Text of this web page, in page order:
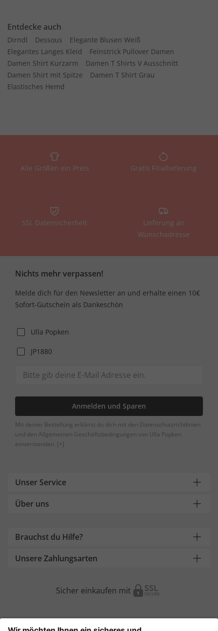
Entdecke auch
Dirndl Dessous
Elegante Blusen Weiß
Elegantes Langes Kleid
Feinstrick Pullover Damen
Damen Shirt Kurzarm
Damen T Shirts V Ausschnitt
Damen Shirt mit Spitze
Damen T Shirt Grau
Elastisches Hemd
Alle Größen ein Preis Gratis Filiallieferung
SSL Datensicherheit
Lieferung an
Wunschadresse
Nichts mehr verpassen!
Melde dich für den Newsletter an und erhalte einen 10€
Sofort-Gutschein als Dankeschön
Ulla Popken
JP1880
Anmelden und Sparen
Mit deiner Bestellung erklärst du dich mit den Datenschutzrichtlinien
und den Allgemeinen Geschäftsbedingungen von Ulla Popken
einverstanden. [+]
Unser Service
Über uns
Brauchst du Hilfe?
Unsere Zahlungsarten
Sicher einkaufen mit
Weitere Onlineshops